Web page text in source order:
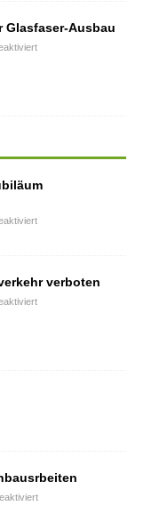
Ausbau
verboten